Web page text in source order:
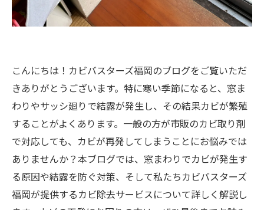
こんにちは！カビバスターズ福岡のブログをご覧いただ
きありがとうございます。特に寒い季節になると、窓ま
わりやサッシ廻りで結露が発生し、その結果カビが繁殖
することがよくあります。一般の方が市販のカビ取り剤
で対応しても、カビが再発してしまうことにお悩みでは
ありませんか？本ブログでは、窓まわりでカビが発生す
る原因や結露を防ぐ対策、そして私たちカビバスターズ
福岡が提供するカビ除去サービスについて詳しく解説し